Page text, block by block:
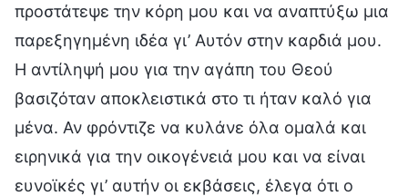
προστάτεψε την κόρη μου και να αναπτύξω μια
παρεξηγημένη ιδέα γι’ Αυτόν στην καρδιά μου.
Η αντίληψή μου για την αγάπη του Θεού
βασιζόταν αποκλειστικά στο τι ήταν καλό για
μένα. Αν φρόντιζε να κυλάνε όλα ομαλά και
ειρηνικά για την οικογένειά μου και να είναι
ευνοϊκές γι’ αυτήν οι εκβάσεις, έλεγα ότι ο